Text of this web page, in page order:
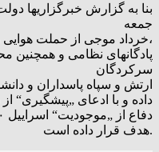
بنا به گزارش خبرگزاریها
جمعه
۲۳ خرداد موجی از حملت هوایی را علیه برخی مراکز اتمی،
پادگانهای نظامی و همچنین
سرکردگان
ارتش و سپاه پاسداران و
داده و با ادعای „پیشگیری“
دفاع از „موجودیت“ اسراییل ۱۰۰ نقطه در شهرهای مختلف را مورد
هدف قرار داده است.